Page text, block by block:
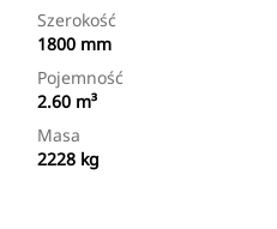
Szerokość
1800 mm
Pojemność
2.60 m³
Masa
2228 kg